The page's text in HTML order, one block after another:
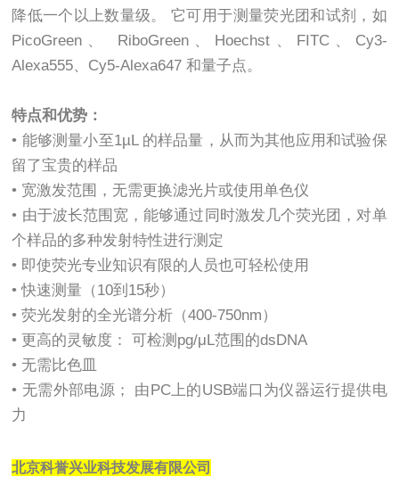
降低一个以上数量级。 它可用于测量荧光团和试剂，如
PicoGreen、 RiboGreen、Hoechst、FITC、Cy3-
Alexa555、Cy5-Alexa647 和量子点。
特点和优势：
• 能够测量小至1µL 的样品量，从而为其他应用和试验保
留了宝贵的样品
• 宽激发范围，无需更换滤光片或使用单色仪
• 由于波长范围宽，能够通过同时激发几个荧光团，对单
个样品的多种发射特性进行测定
• 即使荧光专业知识有限的人员也可轻松使用
• 快速测量（10到15秒）
• 荧光发射的全光谱分析（400-750nm）
• 更高的灵敏度： 可检测pg/μL范围的dsDNA
• 无需比色皿
• 无需外部电源； 由PC上的USB端口为仪器运行提供电
力
北京科誉兴业科技发展有限公司